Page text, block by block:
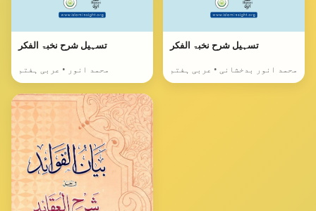
تسہیل شرح نخبۃ الفکر
محمد انور • عربی ہفتم
تسہیل شرح نخبۃ الفکر
محمد انور بدخشانی • عربی ہفتم